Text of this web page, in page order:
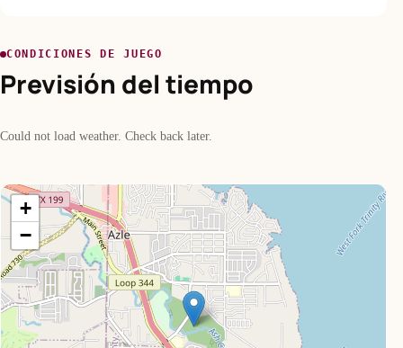
CONDICIONES DE JUEGO
Previsión del tiempo
Could not load weather. Check back later.
+
−